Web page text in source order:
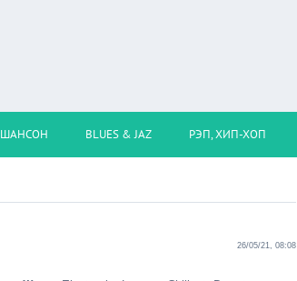
ШАНСОН BLUES & JAZ РЭП, ХИП-ХОП
26/05/21, 08:08